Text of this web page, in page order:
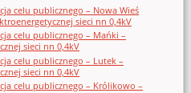
celu publicznego – Nowa Wieś
sieci nn 0,4kV
celu publicznego – Mańki –
sieci nn 0,4kV
celu publicznego – Lutek –
sieci nn 0,4kV
celu publicznego – Królikowo –